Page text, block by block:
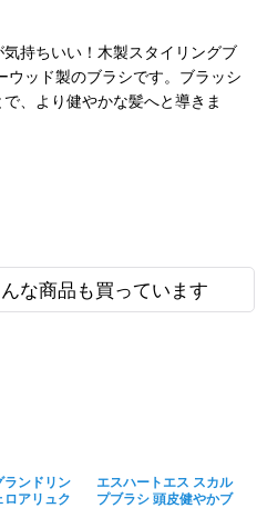
持ちいい！木製スタイリングブ
ウッド製のブラシです。ブラッシ
、より健やかな髪へと導きま
な商品も買っています
ランドリン
ロアリュク
エスハートエス スカル
プブラシ 頭皮健やかブ